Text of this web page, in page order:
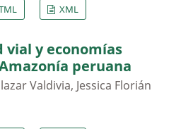
XML
vial y economías
peruana
Valdivia, Jessica Florián